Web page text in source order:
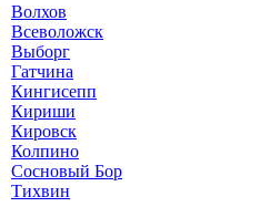
Волхов
Всеволожск
Выборг
Гатчина
Кингисепп
Кириши
Кировск
Колпино
Сосновый Бор
Тихвин